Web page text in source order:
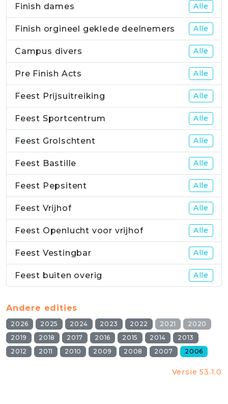
Finish dames Alle
Finish orgineel geklede deelnemers Alle
Campus divers Alle
Pre Finish Acts Alle
Feest Prijsuitreiking Alle
Feest Sportcentrum Alle
Feest Grolschtent Alle
Feest Bastille Alle
Feest Pepsitent Alle
Feest Vrijhof Alle
Feest Openlucht voor vrijhof Alle
Feest Vestingbar Alle
Feest buiten overig Alle
Andere edities
2026 2025 2024 2023 2022 2021
2020
2019
2018 2017 2016 2015 2014
2013
2012
2011 2010 2009 2008 2007 2006
Versie 53.1.0